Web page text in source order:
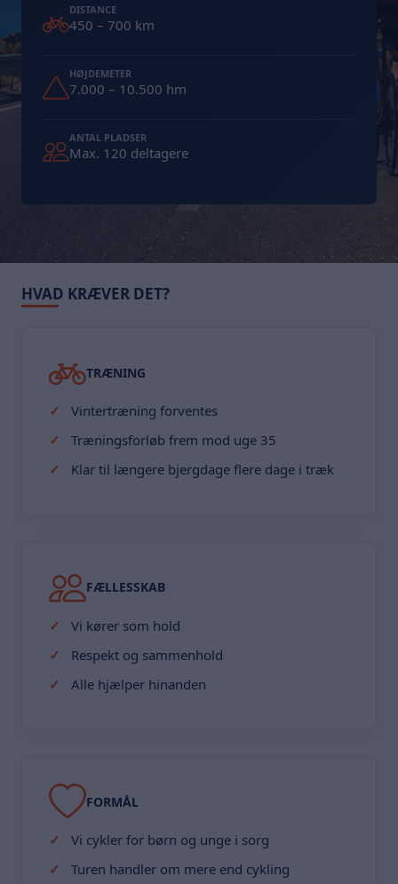
DISTANCE
450 – 700 km
HØJDEMETER
7.000 – 10.500 hm
ANTAL PLADSER
Max. 120 deltagere
HVAD KRÆVER DET?
TRÆNING
Vintertræning forventes
Træningsforløb frem mod uge 35
Klar til længere bjergdage flere dage i træk
FÆLLESSKAB
Vi kører som hold
Respekt og sammenhold
Alle hjælper hinanden
FORMÅL
Vi cykler for børn og unge i sorg
Turen handler om mere end cykling